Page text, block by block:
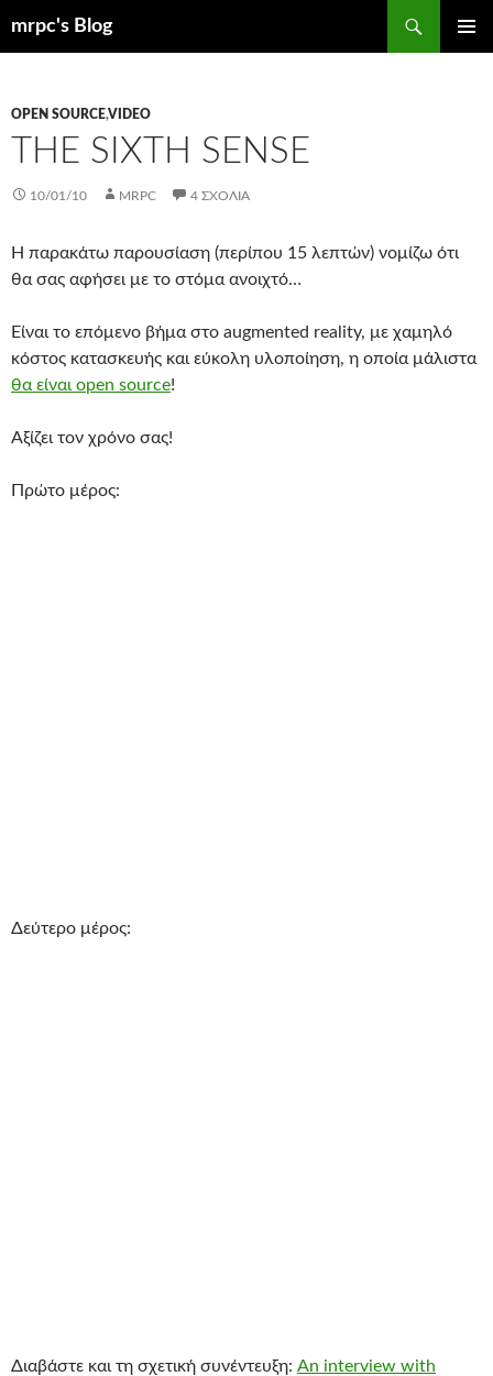
mrpc's Blog
OPEN SOURCE,VIDEO
THE SIXTH SENSE
10/01/10 MRPC 4 ΣΧΌΛΙΑ
Η παρακάτω παρουσίαση (περίπου 15 λεπτών) νομίζω ότι
θα σας αφήσει με το στόμα ανοιχτό…
Είναι το επόμενο βήμα στο augmented reality, με χαμηλό
κόστος κατασκευής και εύκολη υλοποίηση, η οποία μάλιστα
θα είναι open source!
Αξίζει τον χρόνο σας!
Πρώτο μέρος:
Δεύτερο μέρος:
Διαβάστε και τη σχετική συνέντευξη: An interview with